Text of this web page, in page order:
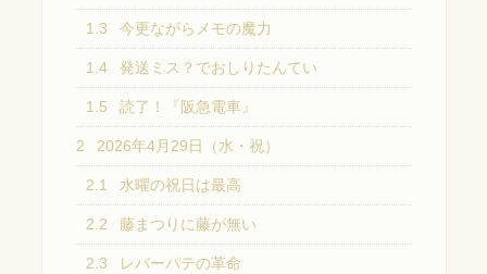
1.3 今更ながらメモの魔力
1.4 発送ミス？でおしりたんてい
1.5 読了！『阪急電車』
2 2026年4月29日（水・祝）
2.1 水曜の祝日は最高
2.2 藤まつりに藤が無い
2.3 レバーパテの革命